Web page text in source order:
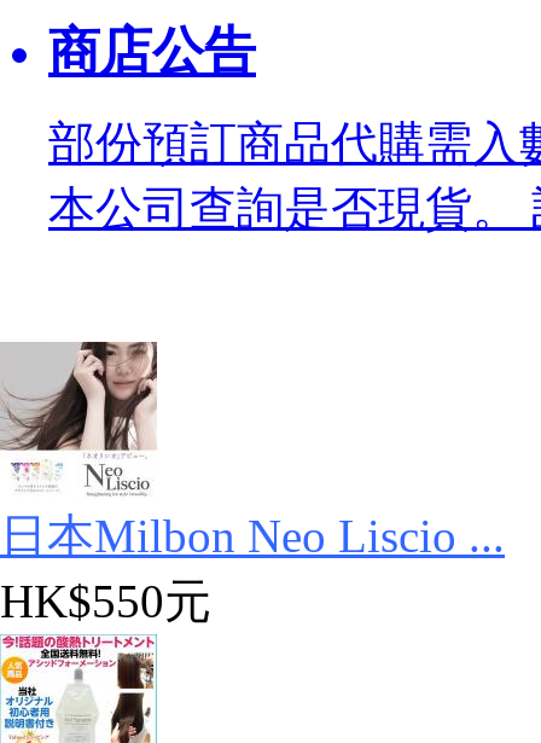
商店公告
部份預訂商品代購需入
本公司查詢是否現貨。
日本Milbon Neo Liscio ...
HK$550元